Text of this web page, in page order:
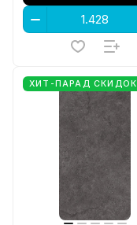
ХИТ-ПАРАД СКИДОК